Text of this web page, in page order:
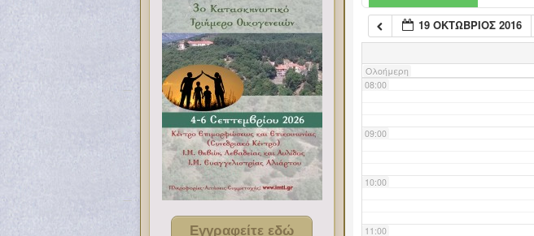
19 ΟΚΤΏΒΡΙΟΣ 2016
Ολοήμερη
07:00
08:00
09:00
10:00
11:00
Εγγραφείτε εδώ